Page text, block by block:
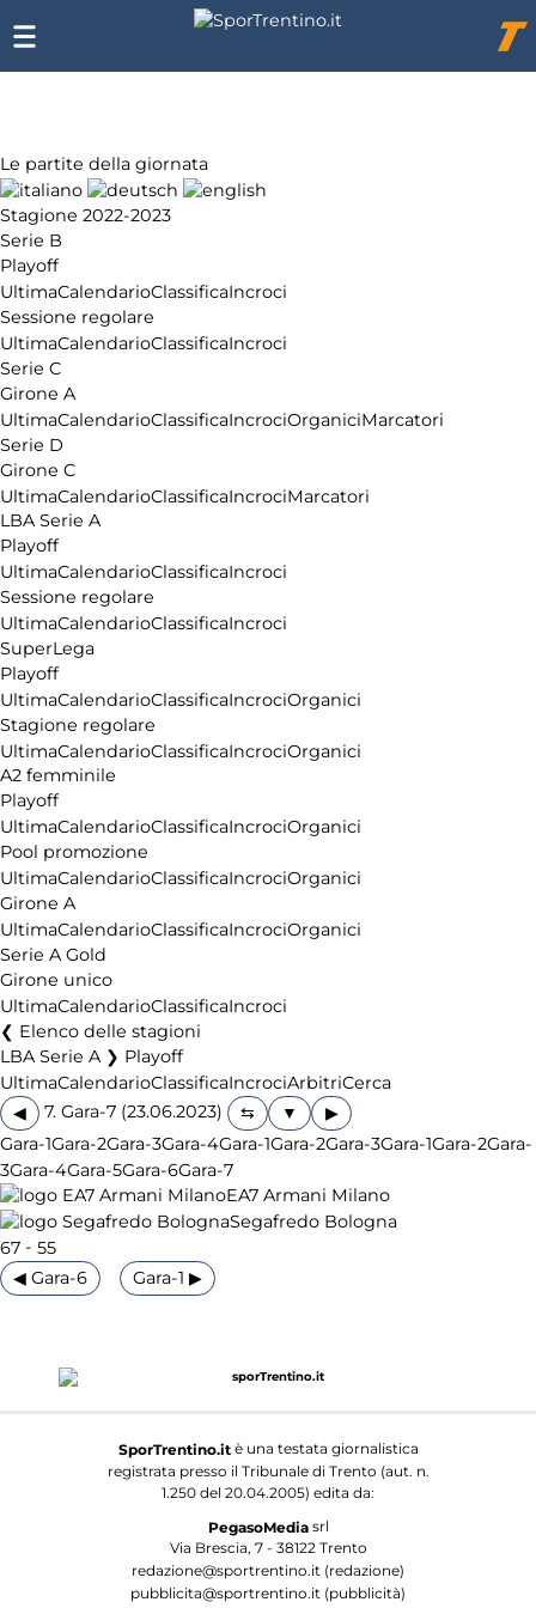
Le partite della giornata
Stagione 2022-2023
Serie B
Playoff
UltimaCalendarioClassificaIncroci
Sessione regolare
UltimaCalendarioClassificaIncroci
Serie C
Girone A
UltimaCalendarioClassificaIncrociOrganiciMarcatori
Serie D
Girone C
UltimaCalendarioClassificaIncrociMarcatori
LBA Serie A
Playoff
UltimaCalendarioClassificaIncroci
Sessione regolare
UltimaCalendarioClassificaIncroci
SuperLega
Playoff
UltimaCalendarioClassificaIncrociOrganici
Stagione regolare
UltimaCalendarioClassificaIncrociOrganici
A2 femminile
Playoff
UltimaCalendarioClassificaIncrociOrganici
Pool promozione
UltimaCalendarioClassificaIncrociOrganici
Girone A
UltimaCalendarioClassificaIncrociOrganici
Serie A Gold
Girone unico
UltimaCalendarioClassificaIncroci
Elenco delle stagioni
LBA Serie A ❯ Playoff
UltimaCalendarioClassificaIncrociArbitriCerca
◀
7. Gara-7 (23.06.2023)
▶
Gara-1Gara-2Gara-3Gara-4Gara-1Gara-2Gara-3Gara-1Gara-2Gara-
3Gara-4Gara-5Gara-6Gara-7
EA7 Armani Milano
Segafredo Bologna
67 - 55
◀ Gara-6
Gara-1 ▶
SporTrentino.itè una testata giornalistica
registrata presso il Tribunale di Trento (aut. n.
1.250 del 20.04.2005) edita da:
PegasoMediasrl
Via Brescia, 7 - 38122 Trento
redazione@sportrentino.it (redazione)
pubblicita@sportrentino.it (pubblicità)
Chi
siamo
Affiliazione